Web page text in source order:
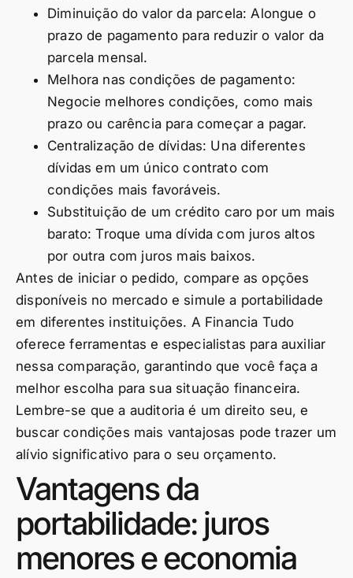
Diminuição do valor da parcela: Alongue o
prazo de pagamento para reduzir o valor da
parcela mensal.
Melhora nas condições de pagamento:
Negocie melhores condições, como mais
prazo ou carência para começar a pagar.
Centralização de dívidas: Una diferentes
dívidas em um único contrato com
condições mais favoráveis.
Substituição de um crédito caro por um mais
barato: Troque uma dívida com juros altos
por outra com juros mais baixos.
Antes de iniciar o pedido, compare as opções
disponíveis no mercado e simule a portabilidade
em diferentes instituições. A Financia Tudo
oferece ferramentas e especialistas para auxiliar
nessa comparação, garantindo que você faça a
melhor escolha para sua situação financeira.
Lembre-se que a auditoria é um direito seu, e
buscar condições mais vantajosas pode trazer um
alívio significativo para o seu orçamento.
Vantagens da
portabilidade: juros
menores e economia